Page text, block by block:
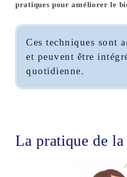
pratiques pour améliorer le
Ces techniques sont
et peuvent être
quotidienne.
La pratique de